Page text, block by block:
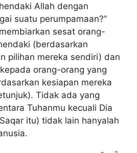
Allah dengan
suatu perumpamaan?”
sesat orang-
(berdasarkan
pilihan mereka sendiri) dan
orang-orang yang
kesiapan mereka
Tidak ada yang
Tuhanmu kecuali Dia
itu) tidak lain hanyalah